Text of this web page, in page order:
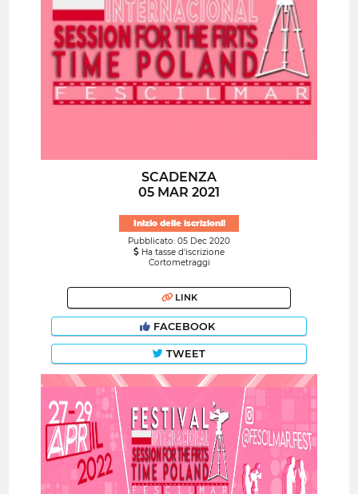
SCADENZA
05 MAR 2021
Inizio delle iscrizioni!
Pubblicato: 05 Dec 2020
Ha tasse d'iscrizione
Cortometraggi
LINK
FACEBOOK
TWEET